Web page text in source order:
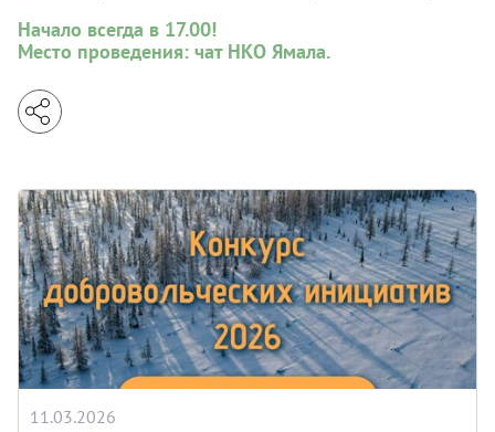
Начало всегда в 17.00!
Место проведения: чат НКО Ямала.
11.03.2026